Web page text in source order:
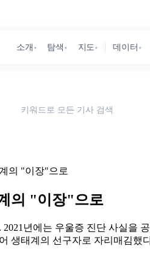
소개 ▾ 탐색 ▾ 지도 ▾ 데이터 ▾
키워드로 모든 기사 검색
의 "이장"으로
의 "이장"으로
년에는 우울증 진단 사실을
생태계의 선구자로 자리매김했